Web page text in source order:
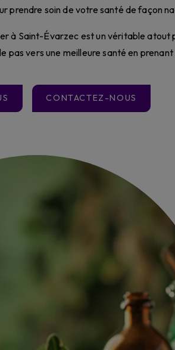
prendre soin de votre santé de façon
à Saint-Évarzec est un véritable atout
vers une meilleure santé en
CONTACTEZ-NOUS